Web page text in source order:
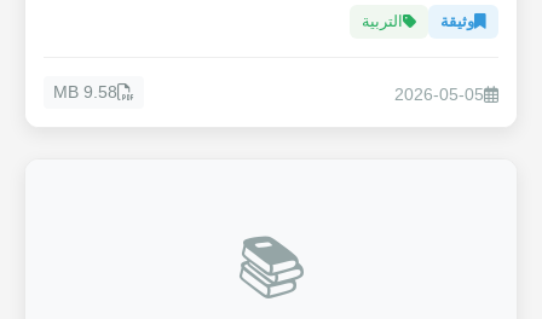
وثيقة التربية
2026-05-05
9.58 MB
📚